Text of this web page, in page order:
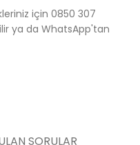
için 0850 307
ya da WhatsApp'tan
SORULAR